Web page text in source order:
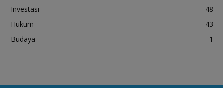
Investasi
48
Hukum
43
Budaya
1